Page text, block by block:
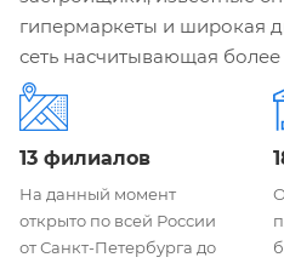
гипермаркеты и широкая
сеть насчитывающая
13 филиалов
На данный момент
открыто по всей России
от Санкт-Петербурга до